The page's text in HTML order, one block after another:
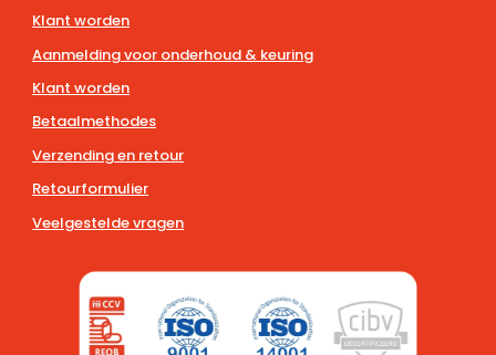
Klant worden
Aanmelding voor onderhoud & keuring
Klant worden
Betaalmethodes
Verzending en retour
Retourformulier
Veelgestelde vragen